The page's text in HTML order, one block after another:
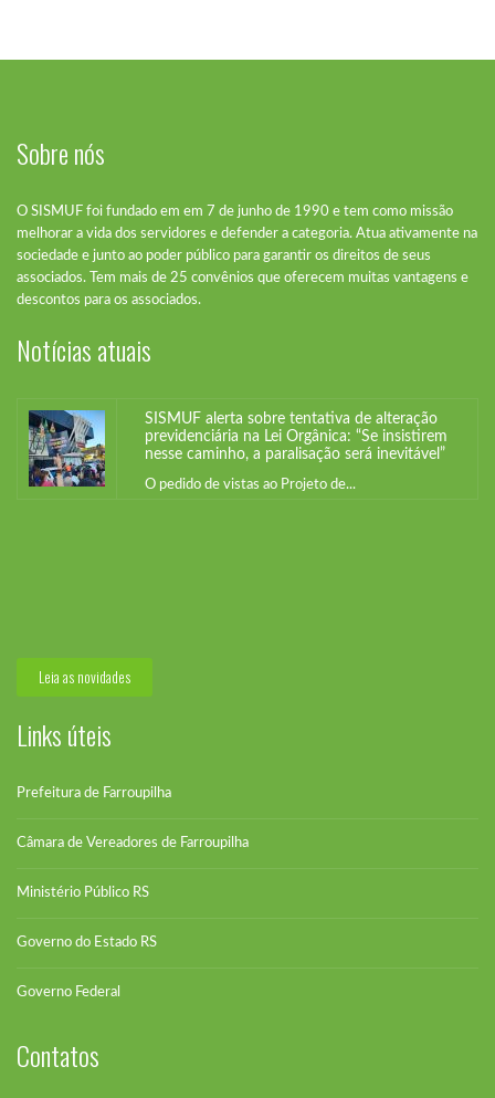
Sobre nós
O SISMUF foi fundado em em 7 de junho de 1990 e tem como missão
melhorar a vida dos servidores e defender a categoria. Atua ativamente na
sociedade e junto ao poder público para garantir os direitos de seus
associados. Tem mais de 25 convênios que oferecem muitas vantagens e
descontos para os associados.
Notícias atuais
SISMUF alerta sobre tentativa de alteração
O pedido de vistas ao Projeto de...
SISMUF alerta sobre tentativa de alteração
previdenciária na Lei Orgânica: “Se insistirem
nesse caminho, a paralisação será inevitável”
O pedido de vistas ao Projeto de...
Leia as novidades
Links úteis
Prefeitura de Farroupilha
Câmara de Vereadores de Farroupilha
Ministério Público RS
Governo do Estado RS
Governo Federal
Contatos